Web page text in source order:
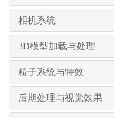
相机系统
3D模型加载与处理
粒子系统与特效
后期处理与视觉效果